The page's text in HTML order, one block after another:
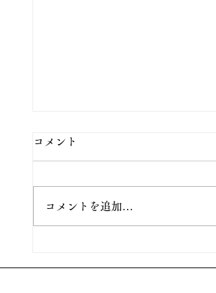
コメント
コメントを追加…